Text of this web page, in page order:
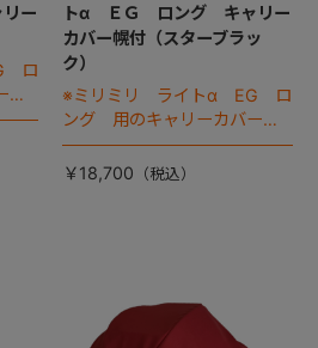
ー
ロ
で
トα ＥＧ ロング キャリー
カバー幌付（スターブラッ
ク）
※ミリミリ ライトα EG ロ
ング 用のキャリーカバーで
す。
￥18,700